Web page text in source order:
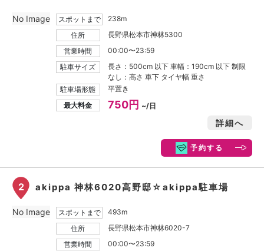
スポットまで
238m
住所
長野県松本市神林5300
営業時間
00:00〜23:59
駐車サイズ
長さ：500cm 以下 車幅：190cm 以下 制限
なし：高さ 車下 タイヤ幅 重さ
駐車場形態
平置き
最大料金
750円 ~/日
詳細へ
予約する
No Image
2 akippa 神林6020高野邸☆akippa駐車場
スポットまで
493m
住所
長野県松本市神林6020-7
営業時間
00:00〜23:59
No Image